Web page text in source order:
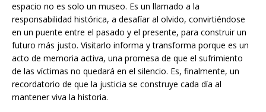
espacio no es solo un museo. Es un llamado a la
responsabilidad histórica, a desafíar al olvido, convirtiéndose
en un puente entre el pasado y el presente, para construir un
futuro más justo. Visitarlo informa y transforma porque es un
acto de memoria activa, una promesa de que el sufrimiento
de las víctimas no quedará en el silencio. Es, finalmente, un
recordatorio de que la justicia se construye cada día al
mantener viva la historia.